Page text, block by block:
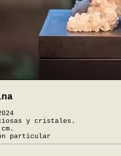
y cristales.
particular